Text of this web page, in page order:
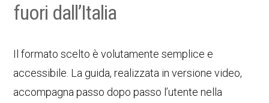
fuori dall’Italia
Il formato scelto è volutamente semplice e
accessibile. La guida, realizzata in versione video,
accompagna passo dopo passo l’utente nella